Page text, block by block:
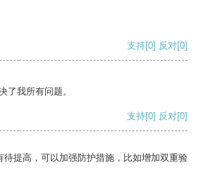
支持[0] 反对[0]
了我所有问题。
支持[0] 反对[0]
待提高，可以加强防护措施，比如增加双重验